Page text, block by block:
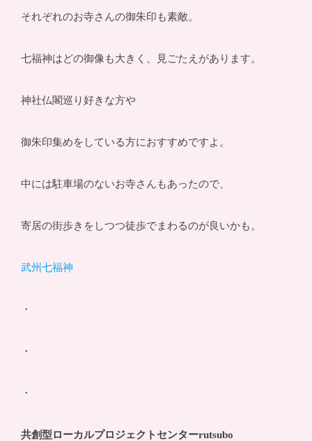
それぞれのお寺さんの御朱印も素敵。
七福神はどの御像も大きく、見ごたえがあります。
神社仏閣巡り好きな方や
御朱印集めをしている方におすすめですよ。
中には駐車場のないお寺さんもあったので、
寄居の街歩きをしつつ徒歩でまわるのが良いかも。
武州七福神
・
・
・
共創型ローカルプロジェクトセンターrutsubo